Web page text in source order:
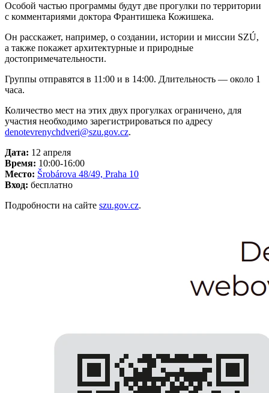
Особой частью программы будут две прогулки по территории
с комментариями доктора Франтишека Кожишека.
Он расскажет, например, о создании, истории и миссии SZÚ,
а также покажет архитектурные и природные
достопримечательности.
Группы отправятся в 11:00 и в 14:00. Длительность — около 1
часа.
Количество мест на этих двух прогулках ограничено, для
участия необходимо зарегистрироваться по адресу
denotevrenychdveri@szu.gov.cz.
Дата: 12 апреля
Время: 10:00-16:00
Место: Šrobárova 48/49, Praha 10
Вход: бесплатно
Подробности на сайте szu.gov.cz.